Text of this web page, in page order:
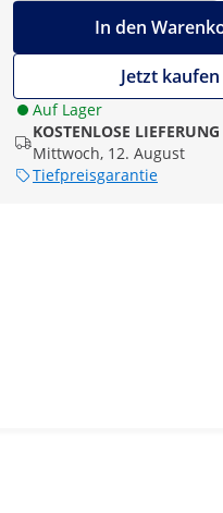
In den
Jetzt kaufen
Auf Lager
KOSTENLOSE LIEFERUNG
Mittwoch, 12. August
Tiefpreisgarantie